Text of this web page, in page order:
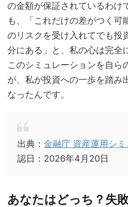
の金額が保証されているわけ
も、「これだけの差がつく可
のリスクを受け入れてでも投
分にある」と、私の心は完全
このシミュレーションを自ら
が、私が投資への一歩を踏み
なったんです。
出典： 金融庁 資産運用シ
認日：2026年4月20日
あなたはどっち？失